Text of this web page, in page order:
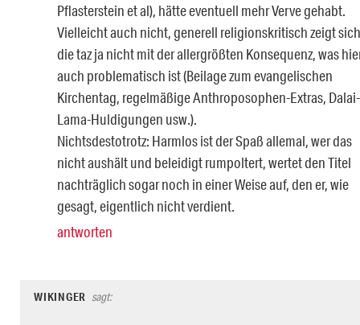
Pflasterstein et al), hätte eventuell mehr Verve gehabt.
Vielleicht auch nicht, generell religionskritisch zeigt sich
die taz ja nicht mit der allergrößten Konsequenz, was
auch problematisch ist (Beilage zum evangelischen
Kirchentag, regelmäßige Anthroposophen-Extras, Dalai-
Lama-Huldigungen usw.).
Nichtsdestotrotz: Harmlos ist der Spaß allemal, wer das
nicht aushält und beleidigt rumpoltert, wertet den Titel
nachträglich sogar noch in einer Weise auf, den er, wie
gesagt, eigentlich nicht verdient.
antworten
WIKINGER sagt: